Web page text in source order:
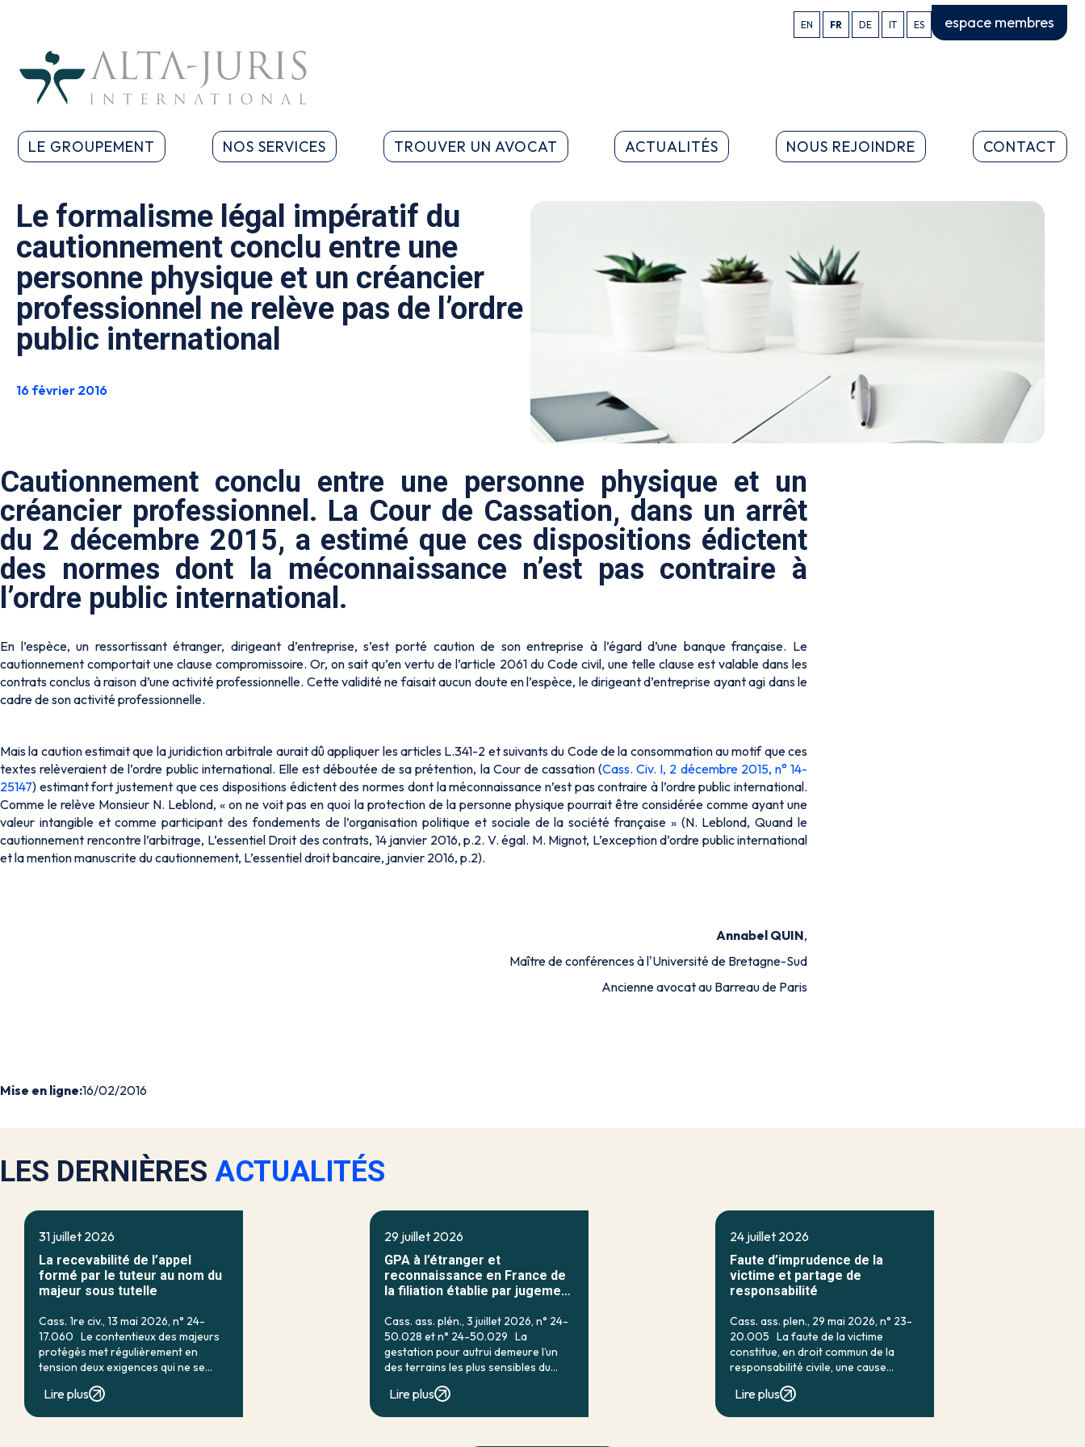
EN FR DE IT ES espace membres
LE GROUPEMENT NOS SERVICES TROUVER UN AVOCAT ACTUALITÉS NOUS REJOINDRE CONTACT
Le formalisme légal impératif du
cautionnement conclu entre une
personne physique et un créancier
professionnel ne relève pas de l’ordre
public international
16 février 2016
Cautionnement conclu entre une personne physique et un
créancier professionnel. La Cour de Cassation, dans un arrêt
du 2 décembre 2015, a estimé que ces dispositions édictent
des normes dont la méconnaissance n’est pas contraire à
l’ordre public international.
En l’espèce, un ressortissant étranger, dirigeant d’entreprise, s’est porté caution de son entreprise à l’égard d’une banque française. Le
cautionnement comportait une clause compromissoire. Or, on sait qu’en vertu de l’article 2061 du Code civil, une telle clause est valable dans les
contrats conclus à raison d’une activité professionnelle. Cette validité ne faisait aucun doute en l’espèce, le dirigeant d’entreprise ayant agi dans le
cadre de son activité professionnelle.
Mais la caution estimait que la juridiction arbitrale aurait dû appliquer les articles L.341-2 et suivants du Code de la consommation au motif que ces
textes relèveraient de l’ordre public international. Elle est déboutée de sa prétention, la Cour de cassation (Cass. Civ. I, 2 décembre 2015, n° 14-
25147) estimant fort justement que ces dispositions édictent des normes dont la méconnaissance n’est pas contraire à l’ordre public international.
Comme le relève Monsieur N. Leblond, « on ne voit pas en quoi la protection de la personne physique pourrait être considérée comme ayant une
valeur intangible et comme participant des fondements de l’organisation politique et sociale de la société française » (N. Leblond, Quand le
cautionnement rencontre l’arbitrage, L’essentiel Droit des contrats, 14 janvier 2016, p.2. V. égal. M. Mignot, L’exception d’ordre public international
et la mention manuscrite du cautionnement, L’essentiel droit bancaire, janvier 2016, p.2).
Annabel QUIN,
Maître de conférences à l'Université de Bretagne-Sud
Ancienne avocat au Barreau de Paris
Mise en ligne:16/02/2016
LES DERNIÈRES ACTUALITÉS
31 juillet 2026
La recevabilité de l’appel
formé par le tuteur au nom du
majeur sous tutelle
Cass. 1re civ., 13 mai 2026, n° 24-
17.060 Le contentieux des majeurs
protégés met régulièrement en
tension deux exigences qui ne se
côté, la nécessité d’assurer une
Lire plus
29 juillet 2026
GPA à l’étranger et
reconnaissance en France de
la filiation établie par jugement
Cass. ass. plén., 3 juillet 2026, n° 24-
50.028 et n° 24-50.029 La
gestation pour autrui demeure l’un
des terrains les plus sensibles du
en droit interne par l’article 16-7 du
Lire plus
24 juillet 2026
Faute d’imprudence de la
victime et partage de
responsabilité
Cass. ass. plen., 29 mai 2026, n° 23-
20.005 La faute de la victime
constitue, en droit commun de la
responsabilité civile, une cause
Lorsqu’elle a contribué à la
Lire plus